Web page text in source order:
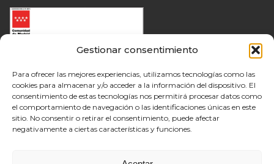
Gestionar consentimiento
Para ofrecer las mejores experiencias, utilizamos tecnologías como las
cookies para almacenar y/o acceder a la información del dispositivo. El
consentimiento de estas tecnologías nos permitirá procesar datos como
el comportamiento de navegación o las identificaciones únicas en este
sitio. No consentir o retirar el consentimiento, puede afectar
negativamente a ciertas características y funciones.